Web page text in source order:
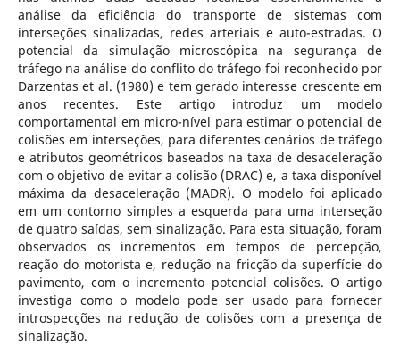
análise da eficiência do transporte de sistemas com
interseções sinalizadas, redes arteriais e auto-estradas. O
potencial da simulação microscópica na segurança de
tráfego na análise do conflito do tráfego foi reconhecido por
Darzentas et al. (1980) e tem gerado interesse crescente em
anos recentes. Este artigo introduz um modelo
comportamental em micro-nível para estimar o potencial de
colisões em interseções, para diferentes cenários de tráfego
e atributos geométricos baseados na taxa de desaceleração
com o objetivo de evitar a colisão (DRAC) e, a taxa disponível
máxima da desaceleração (MADR). O modelo foi aplicado
em um contorno simples a esquerda para uma interseção
de quatro saídas, sem sinalização. Para esta situação, foram
observados os incrementos em tempos de percepção,
reação do motorista e, redução na fricção da superfície do
pavimento, com o incremento potencial colisões. O artigo
investiga como o modelo pode ser usado para fornecer
introspecções na redução de colisões com a presença de
sinalização.